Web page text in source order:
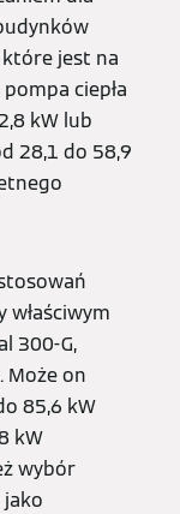
które jest na
ciepła
kW lub
28,1 do 58,9
właściwym
300-G,
Może on
85,6 kW
kW
wybór